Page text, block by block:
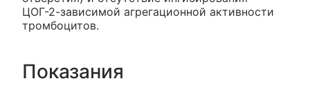
ЦОГ-2-зависимой агрегационной активности
тромбоцитов.
Показания